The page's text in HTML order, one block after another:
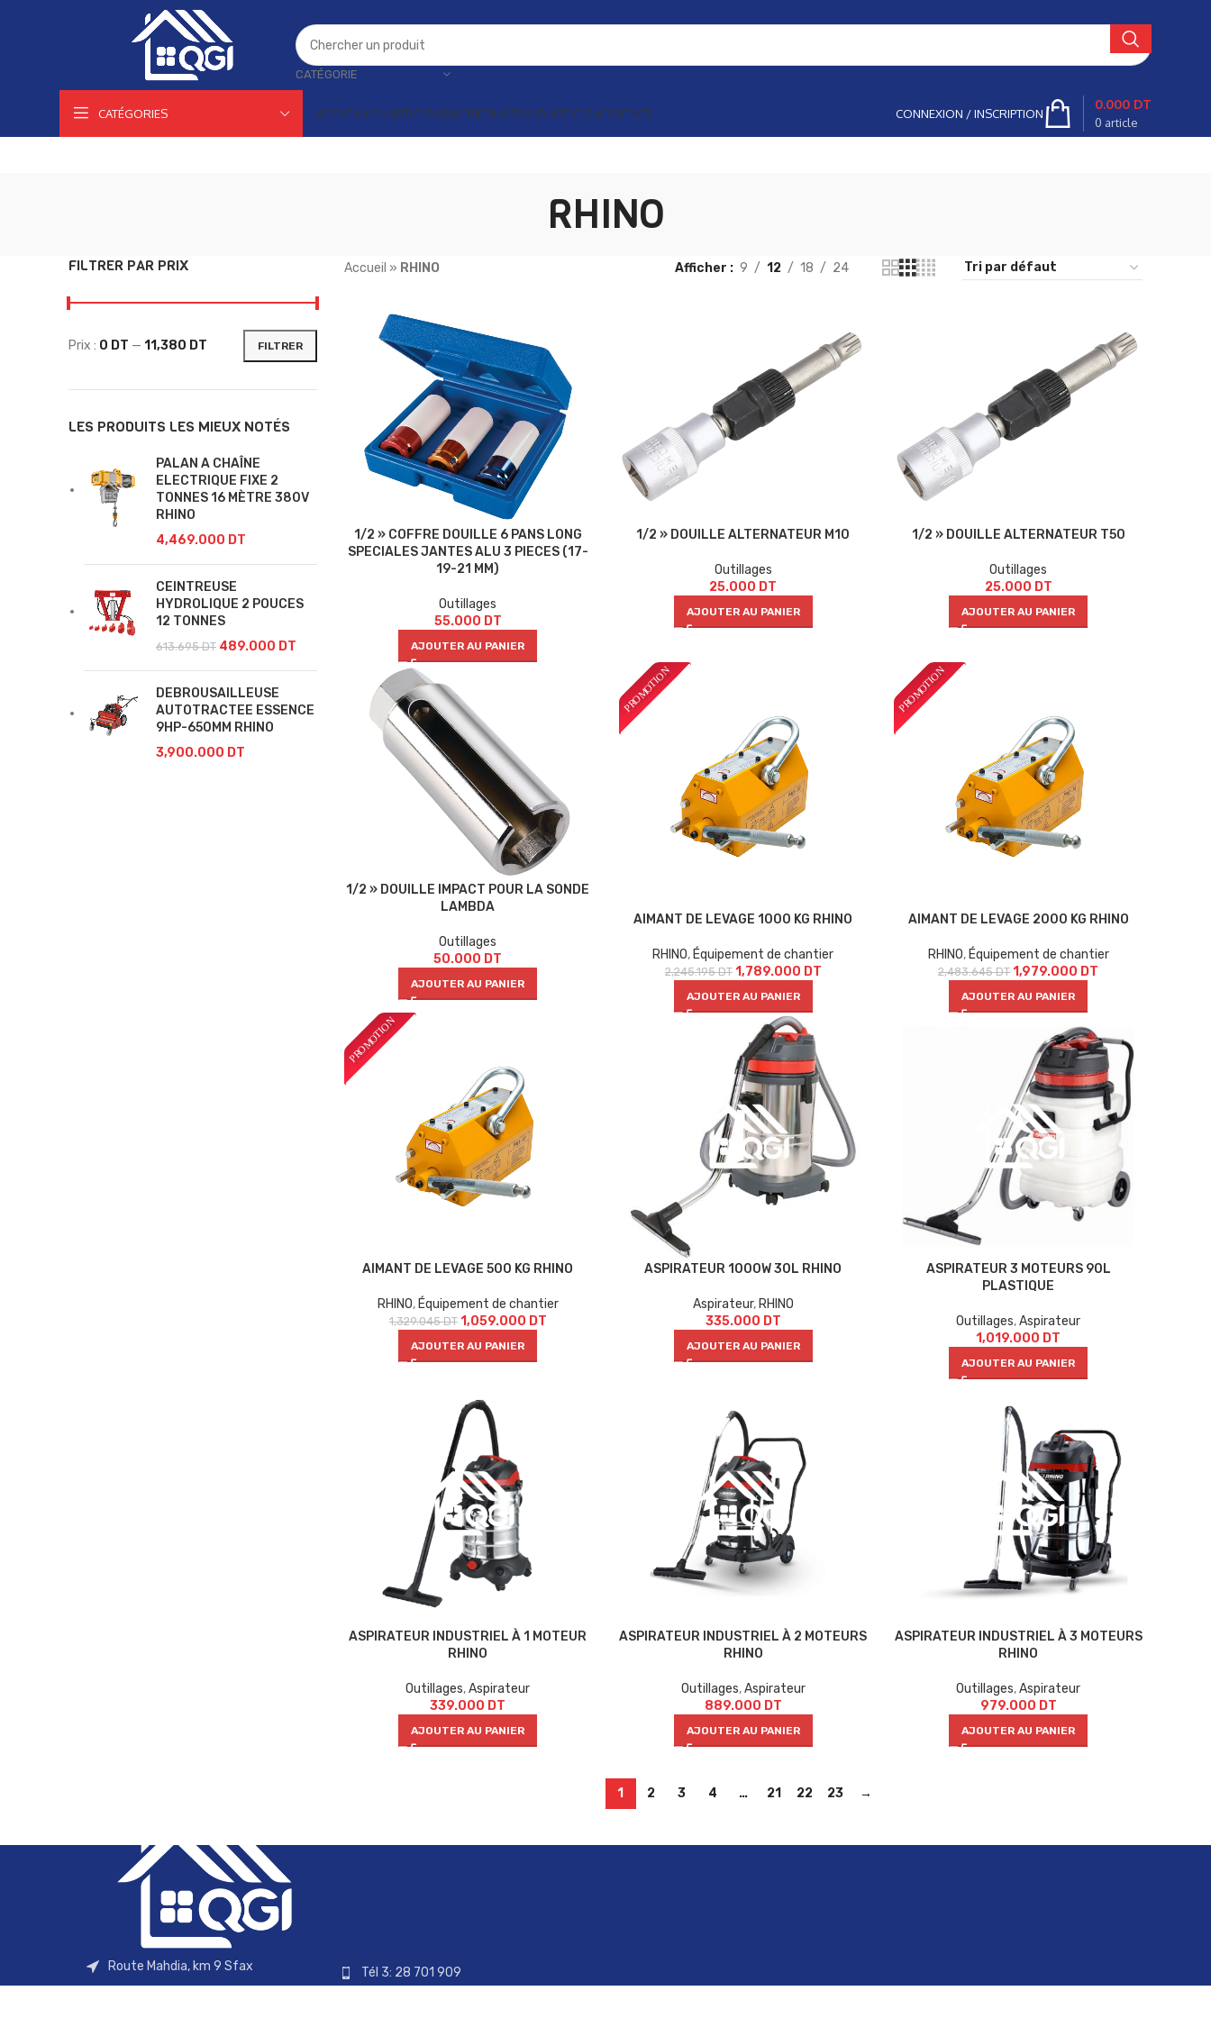
CATÉGORIE
CATÉGORIES ACCUEIL NOS ARTICLESGALERIE PHOTOS D’ARTICLESCONTACT CONNEXION / INSCRIPTION
0 article
0.000 DT
RHINO
FILTRER PAR PRIX
FILTRER
Prix : 0 DT — 11,380 DT
LES PRODUITS LES MIEUX NOTÉS
PALAN A CHAÎNE
ELECTRIQUE FIXE 2
TONNES 16 MÈTRE 380V
RHINO
4,469.000 DT
CEINTREUSE
HYDROLIQUE 2 POUCES
12 TONNES
613.695DT 489.000 DT
DEBROUSAILLEUSE
AUTOTRACTEE ESSENCE
9HP-650MM RHINO
3,900.000 DT
Accueil » RHINO Afficher 9 12 18 24
1/2 » COFFRE DOUILLE 6 PANS LONG
SPECIALES JANTES ALU 3 PIECES (17-
19-21 MM)
Outillages
55.000 DT
AJOUTER AU PANIER
1/2 » DOUILLE ALTERNATEUR M10
Outillages
25.000 DT
AJOUTER AU PANIER
1/2 » DOUILLE ALTERNATEUR T50
Outillages
25.000 DT
AJOUTER AU PANIER
1/2 » DOUILLE IMPACT POUR LA SONDE
LAMBDA
Outillages
50.000 DT
AJOUTER AU PANIER
AIMANT DE LEVAGE 1000 KG RHINO
RHINO, Équipement de chantier
2,245.195DT 1,789.000 DT
AJOUTER AU PANIER
AIMANT DE LEVAGE 2000 KG RHINO
RHINO, Équipement de chantier
2,483.645DT 1,979.000 DT
AJOUTER AU PANIER
AIMANT DE LEVAGE 500 KG RHINO
RHINO, Équipement de chantier
1,329.045DT 1,059.000 DT
AJOUTER AU PANIER
ASPIRATEUR 1000W 30L RHINO
Aspirateur, RHINO
335.000 DT
AJOUTER AU PANIER
ASPIRATEUR 3 MOTEURS 90L
PLASTIQUE
Outillages,Aspirateur
1,019.000 DT
AJOUTER AU PANIER
ASPIRATEUR INDUSTRIEL À 1 MOTEUR
RHINO
Outillages,Aspirateur
339.000 DT
AJOUTER AU PANIER
ASPIRATEUR INDUSTRIEL À 2 MOTEURS
RHINO
Outillages,Aspirateur
889.000 DT
AJOUTER AU PANIER
ASPIRATEUR INDUSTRIEL À 3 MOTEURS
RHINO
Outillages,Aspirateur
979.000 DT
AJOUTER AU PANIER
1 2 3 4 … 21 22 23 →
Route Mahdia, km 9 Sfax
Tél 3: 28 701 909